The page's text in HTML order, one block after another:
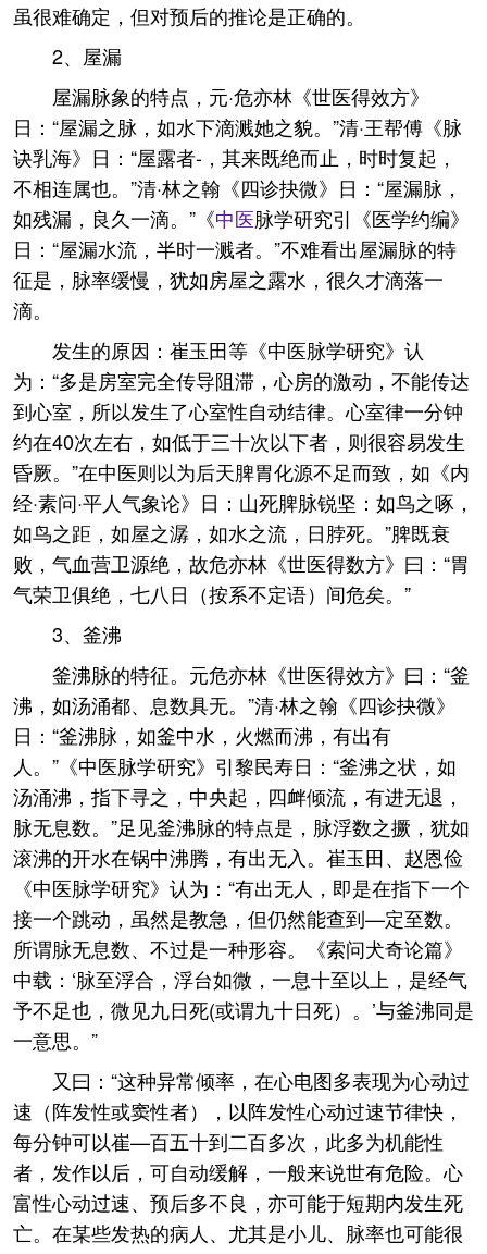
虽很难确定，但对预后的推论是正确的。
2、屋漏
屋漏脉象的特点，元·危亦林《世医得效方》
日：“屋漏之脉，如水下滴溅她之貌。”清·王帮傅《脉
诀乳海》日：“屋露者-，其来既绝而止，时时复起，
不相连属也。”清·林之翰《四诊抉微》日：“屋漏脉，
如残漏，良久一滴。”《中医脉学研究引《医学约编》
日：“屋漏水流，半时一溅者。”不难看出屋漏脉的特
征是，脉率缓慢，犹如房屋之露水，很久才滴落一
滴。
发生的原因：崔玉田等《中医脉学研究》认
为：“多是房室完全传导阻滞，心房的激动，不能传达
到心室，所以发生了心室性自动结律。心室律一分钟
约在40次左右，如低于三十次以下者，则很容易发生
昏厥。”在中医则以为后天脾胃化源不足而致，如《内
经·素问·平人气象论》日：山死脾脉锐坚：如鸟之啄，
如鸟之距，如屋之潺，如水之流，日脖死。”脾既衰
败，气血营卫源绝，故危亦林《世医得数方》曰：“胃
气荣卫俱绝，七八日（按系不定语）间危矣。”
3、釜沸
釜沸脉的特征。元危亦林《世医得效方》曰：“釜
沸，如汤涌都、息数具无。”清·林之翰《四诊抉微》
日：“釜沸脉，如釜中水，火燃而沸，有出有
人。”《中医脉学研究》引黎民寿日：“釜沸之状，如
汤涌沸，指下寻之，中央起，四衅倾流，有进无退，
脉无息数。”足见釜沸脉的特点是，脉浮数之撅，犹如
滚沸的开水在锅中沸腾，有出无入。崔玉田、赵恩俭
《中医脉学研究》认为：“有出无人，即是在指下一个
接一个跳动，虽然是教急，但仍然能查到—定至数。
所谓脉无息数、不过是一种形容。《索问犬奇论篇》
中载：‘脉至浮合，浮台如微，一息十至以上，是经气
予不足也，微见九日死(或谓九十日死）。’与釜沸同是
一意思。”
又曰：“这种异常倾率，在心电图多表现为心动过
速（阵发性或窦性者），以阵发性心动过速节律快，
每分钟可以崔—百五十到二百多次，此多为机能性
者，发作以后，可自动缓解，一般来说世有危险。心
富性心动过速、预后多不良，亦可能于短期内发生死
亡。在某些发热的病人、尤其是小儿、脉率也可能很